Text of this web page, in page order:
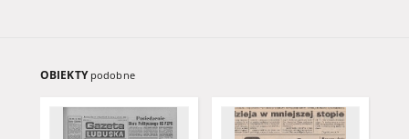
OBIEKTY podobne